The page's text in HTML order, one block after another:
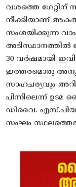
വശത്തെ ഗേറ്റിന്
നീക്കിയാണ്
സംശയിക്കുന്ന
അടിസ്ഥാനത്തിൽ
30 വർഷമായി
ഇത്തരമൊരു
സാഹചര്യവും
പിന്നിലെന്ന് ഉടമ
ഡിവൈ.
സംഘം